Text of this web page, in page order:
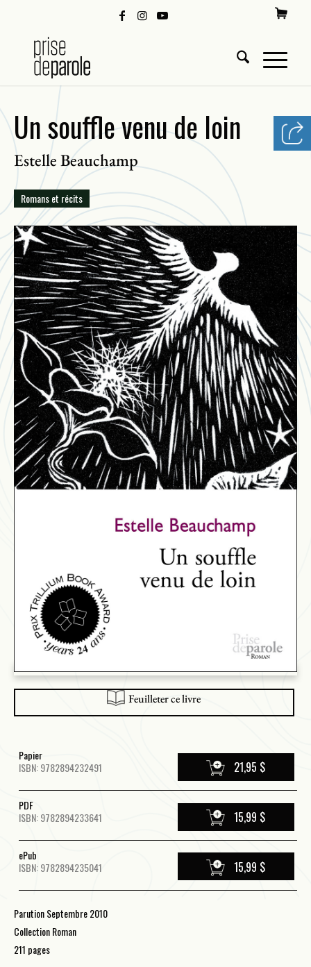
Un souffle venu de loin
Estelle Beauchamp
Romans et récits
Feuilleter ce livre
Papier
ISBN: 9782894232491
21,95 $
PDF
ISBN: 9782894233641
15,99 $
ePub
ISBN: 9782894235041
15,99 $
Parution Septembre 2010
Collection Roman
211 pages